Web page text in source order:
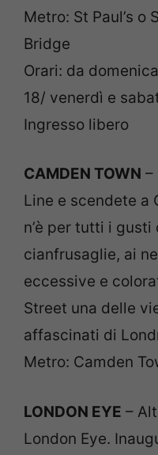
Metro: St Paul’s o
Bridge
Orari: da
18/ venerdì e
Ingresso libero
CAMDEN TOWN –
Line e scendete a
n’è per tutti i
cianfrusaglie, ai
eccessive e
Street una delle
affascinati di
Metro: Camden
LONDON EYE –
London Eye.